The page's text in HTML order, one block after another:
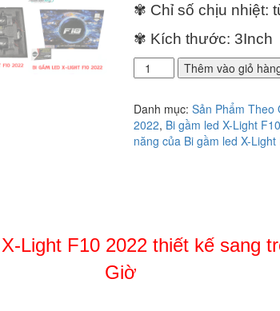
✾ Chỉ số chịu nhiệt:
✾ Kích thước: 3Inch
Địa
chỉ
bi
gầm
Led
kế
sang
trọng
Thêm vào giỏ
Danh mục: Sản Phẩm Theo
2022, Bi gầm led X-Light
năng của Bi gầm led X-Light
Light F10 2022 thiết kế sang
Giờ